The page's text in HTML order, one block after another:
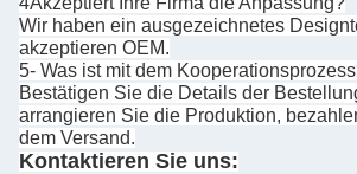
Wir haben ein ausgezeichnetes
akzeptieren OEM.
5- Was ist mit dem
Bestätigen Sie die Details der
arrangieren Sie die Produktion,
dem Versand.
Kontaktieren Sie uns: